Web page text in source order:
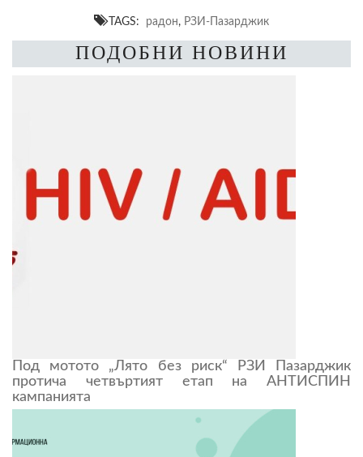
TAGS: радон, РЗИ-Пазарджик
ПОДОБНИ НОВИНИ
Под мотото „Лято без риск“ РЗИ Пазарджик
протича четвъртият етап на АНТИСПИН
кампанията